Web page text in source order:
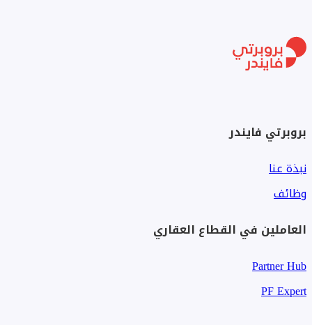
بروبرتي فايندر
نبذة عنا
وظائف
العاملين في القطاع العقاري
Partner Hub
PF Expert